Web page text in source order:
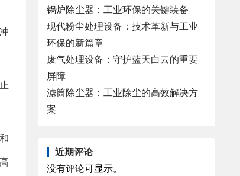
锅炉除尘器：工业环保的关键装备
现代粉尘处理设备：技术革新与工业
环保的新篇章
废气处理设备：守护蓝天白云的重要
屏障
滤筒除尘器：工业除尘的高效解决方
案
近期评论
没有评论可显示。